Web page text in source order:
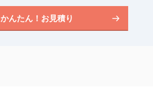
かんたん！お見積り